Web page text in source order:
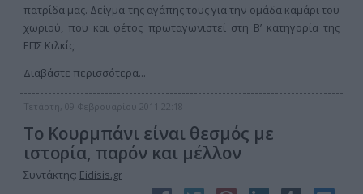
πατρίδα μας. Δείγμα της αγάπης τους για την ομάδα καμάρι του
χωριού, που και φέτος πρωταγωνιστεί στη Β’ κατηγορία της
ΕΠΣ Κιλκίς.
Διαβάστε περισσότερα...
Τετάρτη, 09 Φεβρουαρίου 2011 22:18
Το Κουρμπάνι είναι θεσμός με
ιστορία, παρόν και μέλλον
Συντάκτης: Eidisis.gr